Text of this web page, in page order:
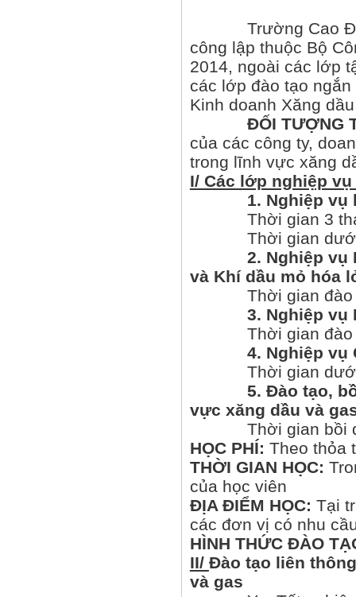
Trường Cao Đẳng
công lập thuộc Bộ
2014, ngoài các lớp
các lớp đào tạo
Kinh doanh Xăng
ĐỐI TƯỢNG
của các công ty,
trong lĩnh vực xăng
I/ Các lớp nghiệp
1. Nghiệp vụ
Thời gian 3
Thời gian dưới 3
2. Nghiệp vụ
và Khí dầu mỏ hóa
Thời gian đào
3. Nghiệp vụ
Thời gian đào
4. Nghiệp vụ
Thời gian dưới
5. Đào tạo, bồi
vực xăng dầu và
Thời gian bồi
HỌC PHÍ: Theo thỏa
THỜI GIAN HỌC:
của học viên
ĐỊA ĐIỂM HỌC: Tại
các đơn vị có nhu
HÌNH THỨC ĐÀO
II/ Đào tạo liên
và gas